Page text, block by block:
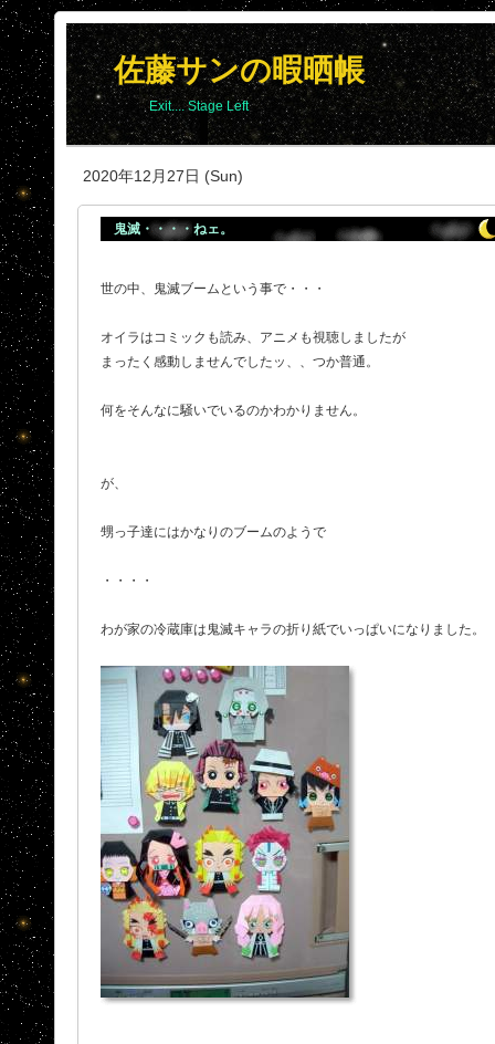
佐藤サンの暇晒帳
Exit.... Stage Left
2020年12月27日 (Sun)
鬼滅・・・・ねェ。
世の中、鬼滅ブームという事で・・・
オイラはコミックも読み、アニメも視聴しましたが
まったく感動しませんでしたッ、、つか普通。
何をそんなに騒いでいるのかわかりません。
が、
甥っ子達にはかなりのブームのようで
・・・・
わが家の冷蔵庫は鬼滅キャラの折り紙でいっぱいになりました。